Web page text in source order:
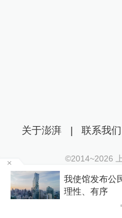
我使馆发布公
理性、有序
关于澎湃 | 联系我们
©2014~2026
沪ICP证：沪B2-
互联网新闻信息服
沪公网安